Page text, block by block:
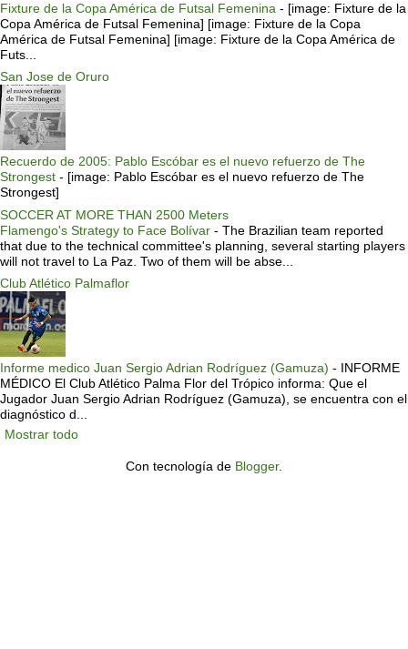
Fixture de la Copa América de Futsal Femenina - [image: Fixture de la
Copa América de Futsal Femenina] [image: Fixture de la Copa
América de Futsal Femenina] [image: Fixture de la Copa América de
Futs...
San Jose de Oruro
Recuerdo de 2005: Pablo Escóbar es el nuevo refuerzo de The
Strongest - [image: Pablo Escóbar es el nuevo refuerzo de The
Strongest]
SOCCER AT MORE THAN 2500 Meters
Flamengo's Strategy to Face Bolívar - The Brazilian team reported
that due to the technical committee's planning, several starting players
will not travel to La Paz. Two of them will be abse...
Club Atlético Palmaflor
Informe medico Juan Sergio Adrian Rodríguez (Gamuza) - INFORME
MÉDICO El Club Atlético Palma Flor del Trópico informa: Que el
Jugador Juan Sergio Adrian Rodríguez (Gamuza), se encuentra con el
diagnóstico d...
Mostrar todo
Con tecnología de Blogger.